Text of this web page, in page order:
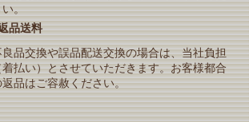
い。
品送料
良品交換や誤品配送交換の場合は、当社負担
着払い）とさせていただきます。お客様都合
返品はご容赦ください。